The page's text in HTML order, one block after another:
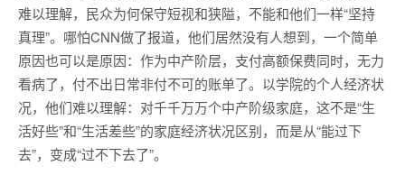
难以理解，民众为何保守短视和狭隘，不能和他们一样“坚持
真理”。哪怕CNN做了报道，他们居然没有人想到，一个简单
原因也可以是原因：作为中产阶层，支付高额保费同时，无力
看病了，付不出日常非付不可的账单了。以学院的个人经济状
况，他们难以理解：对千千万万个中产阶级家庭，这不是“生
活好些”和“生活差些”的家庭经济状况区别，而是从“能过下
去”，变成“过不下去了”。